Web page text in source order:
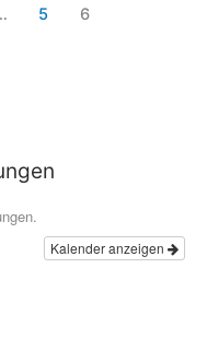
5 6
Kalender anzeigen